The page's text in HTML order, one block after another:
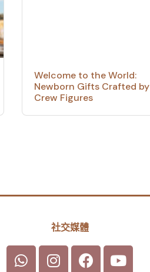
Welcome to the World:
Newborn Gifts Crafted by
Crew Figures
社交媒體